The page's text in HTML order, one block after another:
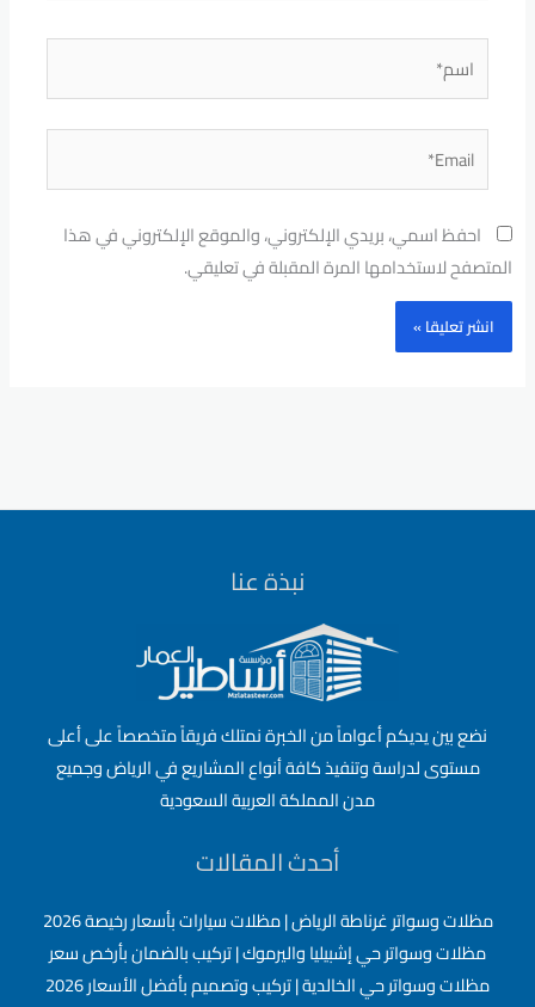
احفظ اسمي، بريدي الإلكتروني، والموقع الإلكتروني في هذا
المتصفح لاستخدامها المرة المقبلة في تعليقي.
نبذة عنا
نضع بين يديكم أعواماً من الخبرة نمتلك فريقاً متخصصاً على أعلى
مستوى لدراسة وتنفيذ كافة أنواع المشاريع في الرياض وجميع
مدن المملكة العربية السعودية
أحدث المقالات
مظلات وسواتر غرناطة الرياض | مظلات سيارات بأسعار رخيصة 2026
مظلات وسواتر حي إشبيليا واليرموك | تركيب بالضمان بأرخص سعر
مظلات وسواتر حي الخالدية | تركيب وتصميم بأفضل الأسعار 2026